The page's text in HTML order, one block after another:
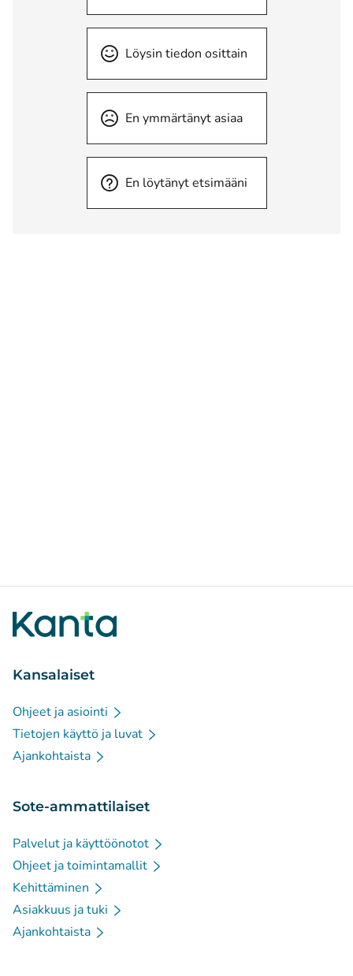
Löysin tiedon osittain
En ymmärtänyt asiaa
En löytänyt etsimääni
Kansalaiset
Ohjeet ja asiointi
Tietojen käyttö ja luvat
Ajankohtaista
Sote-ammattilaiset
Palvelut ja käyttöönotot
Ohjeet ja toimintamallit
Kehittäminen
Asiakkuus ja tuki
Ajankohtaista